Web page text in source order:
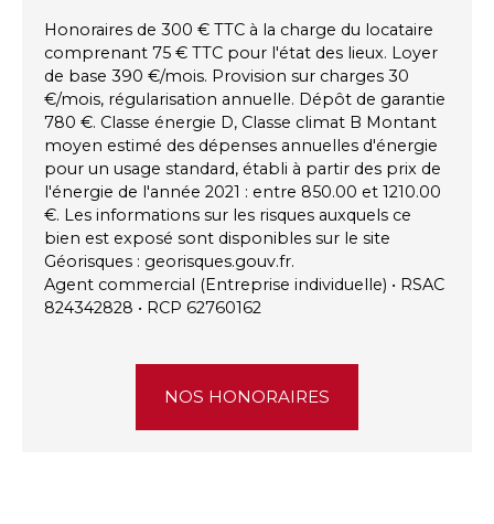
Honoraires de 300 € TTC à la charge du locataire
comprenant 75 € TTC pour l'état des lieux. Loyer
de base 390 €/mois. Provision sur charges 30
€/mois, régularisation annuelle. Dépôt de garantie
780 €. Classe énergie D, Classe climat B Montant
moyen estimé des dépenses annuelles d'énergie
pour un usage standard, établi à partir des prix de
l'énergie de l'année 2021 : entre 850.00 et 1210.00
€. Les informations sur les risques auxquels ce
bien est exposé sont disponibles sur le site
Géorisques : georisques.gouv.fr.
Agent commercial (Entreprise individuelle) • RSAC
824342828 • RCP 62760162
NOS HONORAIRES